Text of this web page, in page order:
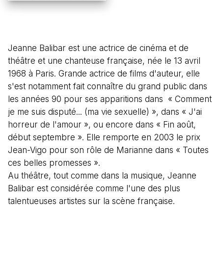
Jeanne Balibar est une actrice de cinéma et de
théâtre et une chanteuse française, née le 13 avril
1968 à Paris. Grande actrice de films d'auteur, elle
s'est notamment fait connaître du grand public dans
les années 90 pour ses apparitions dans « Comment
je me suis disputé... (ma vie sexuelle) », dans « J'ai
horreur de l'amour », ou encore dans « Fin août,
début septembre ». Elle remporte en 2003 le prix
Jean-Vigo pour son rôle de Marianne dans « Toutes
ces belles promesses ».
Au théâtre, tout comme dans la musique, Jeanne
Balibar est considérée comme l'une des plus
talentueuses artistes sur la scène française.